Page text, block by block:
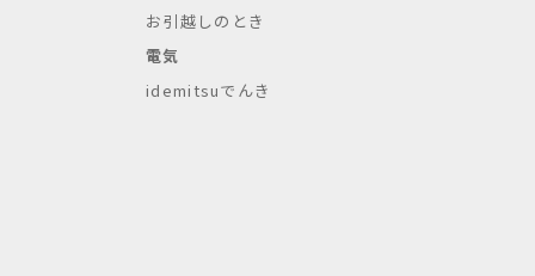
お引越しのとき
電気
idemitsuでんき